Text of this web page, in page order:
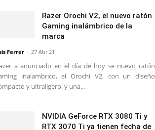
Razer Orochi V2, el nuevo ratón
Gaming inalámbrico de la
marca
Ferrer - 27 Abr 21
a anunciado en el día de hoy se nuevo ratón
inalambrico, el Orochi V2, con un diseño
y ultraligero, y una...
NVIDIA GeForce RTX 3080 Ti y
RTX 3070 Ti ya tienen fecha de